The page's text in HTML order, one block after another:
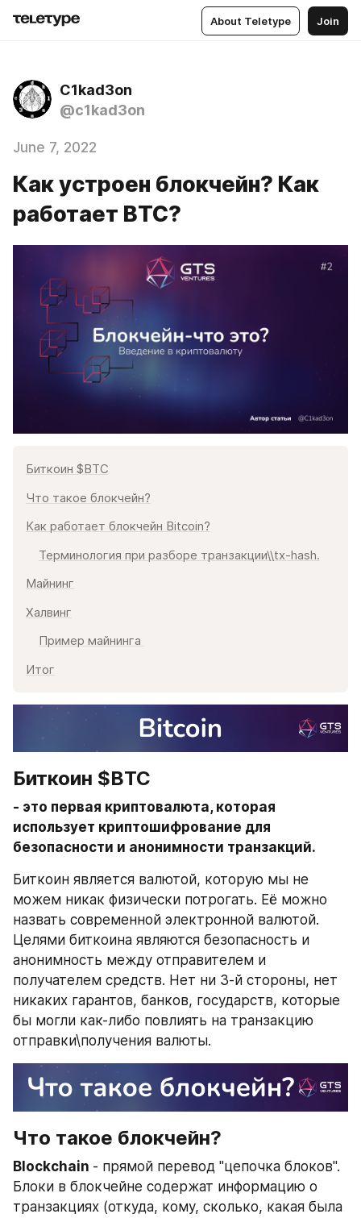
About Teletype Join
C1kad3on
@c1kad3on
June 7, 2022
Как устроен блокчейн? Как
работает BTC?
Биткоин $BTC
Что такое блокчейн?
Как работает блокчейн Bitcoin?
Терминология при разборе транзакции\\tx-hash.
Майнинг
Халвинг
Пример майнинга
Итог
Биткоин $BTC
- это первая криптовалюта, которая
использует криптошифрование для
безопасности и анонимности транзакций.
Биткоин является валютой, которую мы не
можем никак физически потрогать. Её можно
назвать современной электронной валютой.
Целями биткоина являются безопасность и
анонимность между отправителем и
получателем средств. Нет ни 3-й стороны, нет
никаких гарантов, банков, государств, которые
бы могли как-либо повлиять на транзакцию
отправки\получения валюты.
Что такое блокчейн?
Blockchain - прямой перевод "цепочка блоков".
Блоки в блокчейне содержат информацию о
транзакциях (откуда, кому, сколько, какая была